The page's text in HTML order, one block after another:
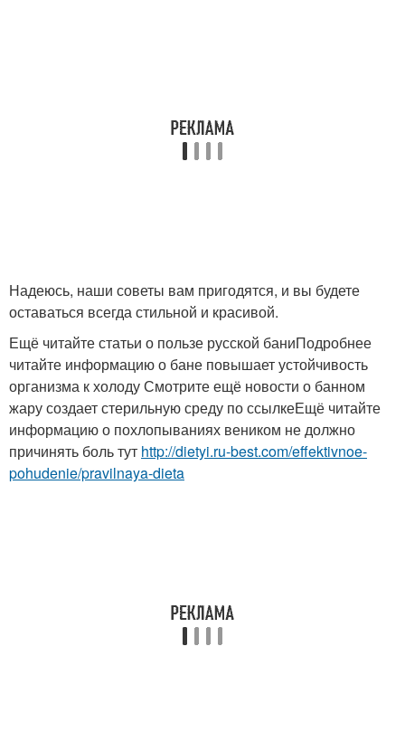
Надеюсь, наши советы вам пригодятся, и вы будете
оставаться всегда стильной и красивой.
Ещё читайте статьи о пользе русской баниПодробнее
читайте информацию о бане повышает устойчивость
организма к холоду Смотрите ещё новости о банном
жару создает стерильную среду по ссылкеЕщё читайте
информацию о похлопываниях веником не должно
причинять боль тут http://dietyi.ru-best.com/effektivnoe-
pohudenie/pravilnaya-dieta